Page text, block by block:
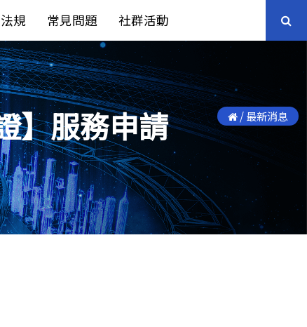
規 常見問題 社群活動
】服務申請
/最新消息